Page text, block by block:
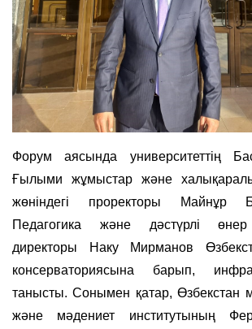
Форум аясында университеттің
Ғылыми жұмыстар және
жөніндегі проректоры Майнұр
Педагогика және дәстүрлі өнер
директоры Наку Мирманов
консерваториясына барып,
танысты. Сонымен қатар, Өзбекстан
және мәдениет институтының